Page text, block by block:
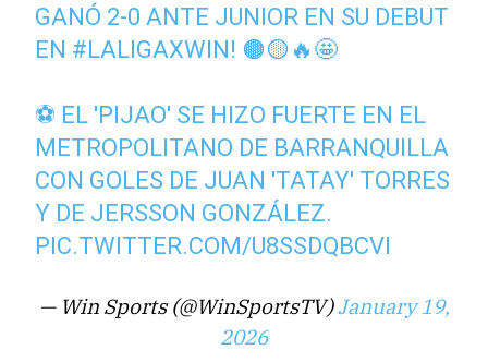
GANÓ 2-0 ANTE JUNIOR EN SU DEBUT
EN #LALIGAXWIN! 🟤🟡🔥🤩
⚽ EL 'PIJAO' SE HIZO FUERTE EN EL
METROPOLITANO DE BARRANQUILLA
CON GOLES DE JUAN 'TATAY' TORRES
Y DE JERSSON GONZÁLEZ.
PIC.TWITTER.COM/U8SSDQBCVI
— Win Sports (@WinSportsTV)January 19,
2026